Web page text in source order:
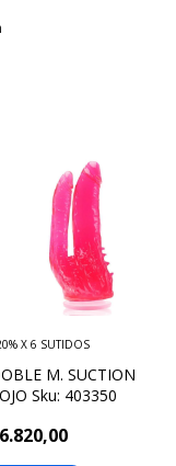
M. SUCTION
Sku: 403350
X 6 SUTIDOS